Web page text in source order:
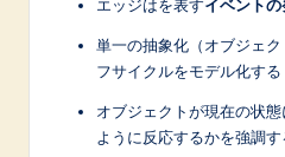
エッジはを表すイベント
単一の抽象化（オブジェ
フサイクルをモデル化する
オブジェクトが現在の状
ように反応するかを強調す